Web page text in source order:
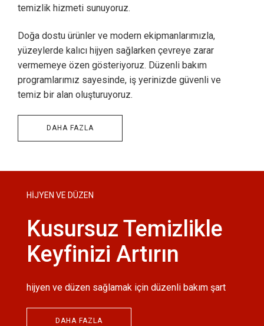
temizlik hizmeti sunuyoruz.
Doğa dostu ürünler ve modern ekipmanlarımızla,
yüzeylerde kalıcı hijyen sağlarken çevreye zarar
vermemeye özen gösteriyoruz. Düzenli bakım
programlarımız sayesinde, iş yerinizde güvenli ve
temiz bir alan oluşturuyoruz.
DAHA FAZLA
HİJYEN VE DÜZEN
Kusursuz Temizlikle
Keyfinizi Artırın
hijyen ve düzen sağlamak için düzenli bakım şart
DAHA FAZLA